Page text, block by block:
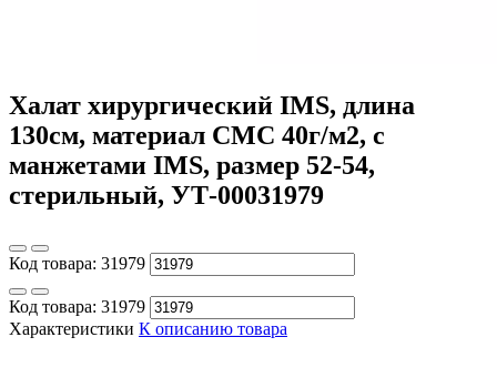
Халат хирургический IMS, длина
130см, материал СМС 40г/м2, c
манжетами IMS, размер 52-54,
стерильный, УТ-00031979
Код товара: 31979
Код товара: 31979
Характеристики К описанию товара